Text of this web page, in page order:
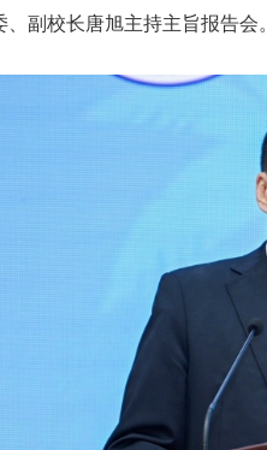
、副校长唐旭主持主旨报告会